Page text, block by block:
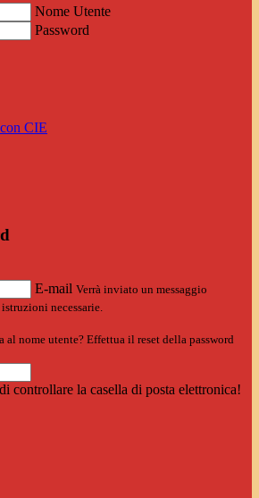
Nome Utente
Password
CIE
E-mail Verrà inviato un messaggio
necessarie.
al nome utente? Effettua il reset della password
controllare la casella di posta elettronica!